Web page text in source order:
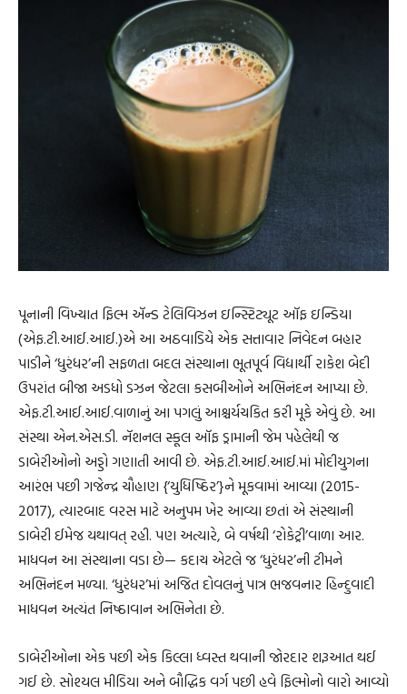
પૂનાની વિખ્યાત ફિલ્મ ઍન્ડ ટેલિવિઝન ઇન્સ્ટિટ્યૂટ ઑફ ઇન્ડિયા
(એફ.ટી.આઈ.આઈ.)એ આ અઠવાડિયે એક સત્તાવાર નિવેદન બહાર
પાડીને ‘ધુરંધર’ની સફળતા બદલ સંસ્થાના ભૂતપૂર્વ વિદ્યાર્થી રાકેશ બેદી
ઉપરાંત બીજા અડધો ડઝન જેટલા કસબીઓને અભિનંદન આપ્યા છે.
એફ.ટી.આઈ.આઈ.વાળાનું આ પગલું આશ્ચર્યચકિત કરી મૂકે એવું છે. આ
સંસ્થા એન.એસ.ડી. નૅશનલ સ્કૂલ ઑફ ડ્રામાની જેમ પહેલેથી જ
ડાબેરીઓનો અડ્ડો ગણાતી આવી છે. એફ.ટી.આઈ.આઈ.માં મોદીયુગના
આરંભ પછી ગજેન્દ્ર ચૌહાણ {‘યુધિષ્ઠિર’}ને મૂકવામાં આવ્યા (2015-
2017), ત્યારબાદ વરસ માટે અનુપમ ખેર આવ્યા છતાં એ સંસ્થાની
ડાબેરી ઈમેજ યથાવત્‌ રહી. પણ અત્યારે, બે વર્ષથી ‘રોકેટ્રી’વાળા આર.
માધવન આ સંસ્થાના વડા છે— કદાચ એટલે જ ‘ધુરંધર’ની ટીમને
અભિનંદન મળ્યા. ‘ધુરંધર’માં અજિત દોવલનું પાત્ર ભજવનાર હિન્દુવાદી
માધવન અત્યંત નિષ્ઠાવાન અભિનેતા છે.
ડાબેરીઓના એક પછી એક કિલ્લા ધ્વસ્ત થવાની જોરદાર શરૂઆત થઈ
ગઈ છે. સોશ્યલ મીડિયા અને બૌદ્ધિક વર્ગ પછી હવે ફિલ્મોનો વારો આવ્યો